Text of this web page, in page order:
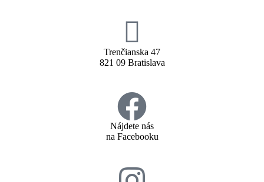
Trenčianska 47
821 09 Bratislava
Nájdete nás
na Facebooku